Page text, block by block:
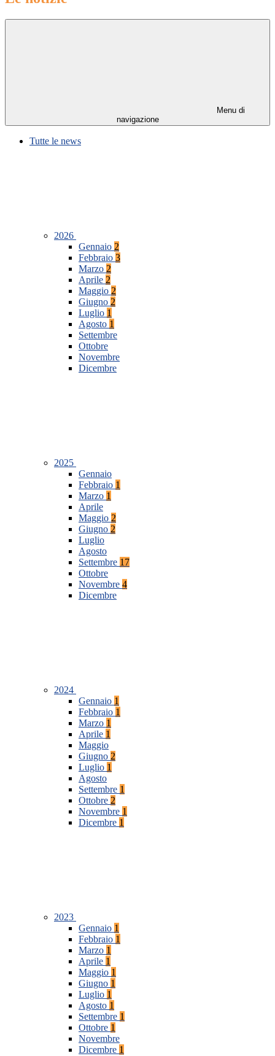
Menu di
navigazione
Tutte le news
2026
Gennaio 2
Febbraio 3
Marzo 2
Aprile 2
Maggio 2
Giugno 2
Luglio 1
Agosto 1
Settembre
Ottobre
Novembre
Dicembre
2025
Gennaio
Febbraio 1
Marzo 1
Aprile
Maggio 2
Giugno 2
Luglio
Agosto
Settembre 17
Ottobre
Novembre 4
Dicembre
2024
Gennaio 1
Febbraio 1
Marzo 1
Aprile 1
Maggio
Giugno 2
Luglio 1
Agosto
Settembre 1
Ottobre 2
Novembre 1
Dicembre 1
2023
Gennaio 1
Febbraio 1
Marzo 1
Aprile 1
Maggio 1
Giugno 1
Luglio 1
Agosto 1
Settembre 1
Ottobre 1
Novembre
Dicembre 1